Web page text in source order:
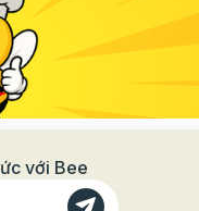
với Bee